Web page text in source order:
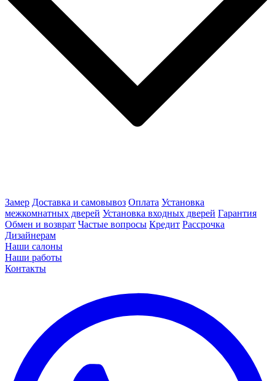
Замер Доставка и самовывоз Оплата Установка
межкомнатных дверей Установка входных дверей Гарантия
Обмен и возврат Частые вопросы Кредит Рассрочка
Дизайнерам
Наши салоны
Наши работы
Контакты